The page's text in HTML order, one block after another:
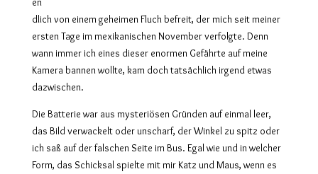
dlich von einem geheimen Fluch befreit, der mich seit meiner
ersten Tage im mexikanischen November verfolgte. Denn
wann immer ich eines dieser enormen Gefährte auf meine
Kamera bannen wollte, kam doch tatsächlich irgend etwas
dazwischen.
Die Batterie war aus mysteriösen Gründen auf einmal leer,
das Bild verwackelt oder unscharf, der Winkel zu spitz oder
ich saß auf der falschen Seite im Bus. Egal wie und in welcher
Form, das Schicksal spielte mit mir Katz und Maus, wenn es